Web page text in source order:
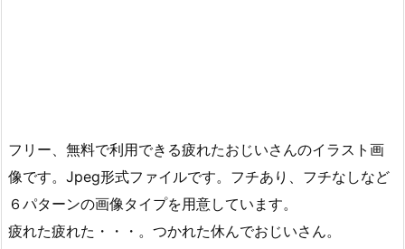
フリー、無料で利用できる疲れたおじいさんのイラスト画
像です。Jpeg形式ファイルです。フチあり、フチなしなど
６パターンの画像タイプを用意しています。
疲れた疲れた・・・。つかれた休んでおじいさん。